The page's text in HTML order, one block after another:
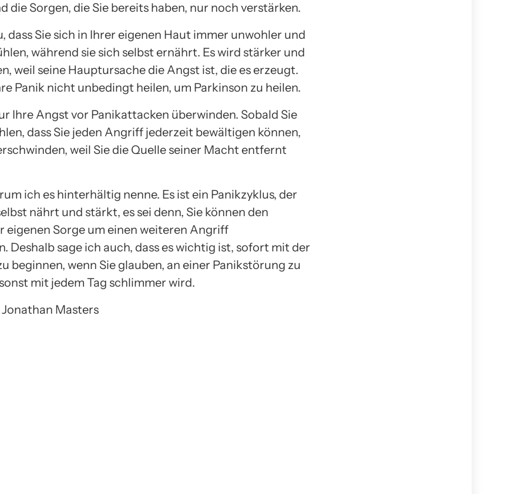
die Sorgen, die Sie bereits haben, nur noch verstärken.
dass Sie sich in Ihrer eigenen Haut immer unwohler und
während sie sich selbst ernährt. Es wird stärker und
weil seine Hauptursache die Angst ist, die es erzeugt.
Panik nicht unbedingt heilen, um Parkinson zu heilen.
Ihre Angst vor Panikattacken überwinden. Sobald Sie
dass Sie jeden Angriff jederzeit bewältigen können,
weil Sie die Quelle seiner Macht entfernt
ich es hinterhältig nenne. Es ist ein Panikzyklus, der
nährt und stärkt, es sei denn, Sie können den
eigenen Sorge um einen weiteren Angriff
Deshalb sage ich auch, dass es wichtig ist, sofort mit der
beginnen, wenn Sie glauben, an einer Panikstörung zu
mit jedem Tag schlimmer wird.
Masters